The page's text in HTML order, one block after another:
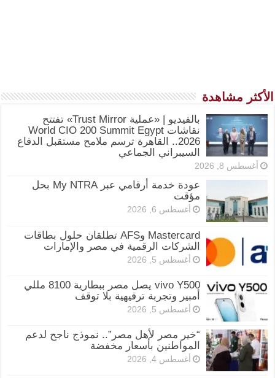
الأكثر مشاهدة
بالفيديو | «عملية Trust Mirror» تفتتح
نقاشات World CIO 200 Summit Egypt
2026.. القاهرة ترسم ملامح مستقبل الدفاع
السيبراني الجماعي
أغسطس 8, 2026
عودة خدمة أرقامي عبر My NTRA بحل
مؤقت
أغسطس 6, 2026
Mastercard وAFS تطلقان حلول بطاقات
الشركات الرقمية في مصر والإمارات
أغسطس 5, 2026
vivo Y500 يصل مصر ببطارية 8100 مللي
أمبير وتجربة ترفيهية بلا توقف
أغسطس 5, 2026
“خير مصر لأهل مصر”.. نموذج ناجح لدعم
المواطنين بأسعار مخفضة
أغسطس 4, 2026